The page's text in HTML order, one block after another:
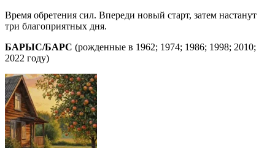
Время обретения сил. Впереди новый старт, затем настанут
три благоприятных дня.
БАРЫС/БАРС (рожденные в 1962; 1974; 1986; 1998; 2010;
2022 году)